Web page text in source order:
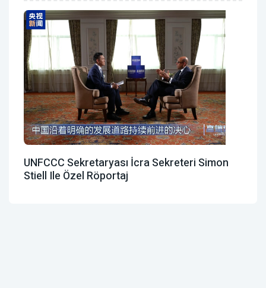
UNFCCC Sekretaryası İcra Sekreteri Simon
Stiell Ile Özel Röportaj